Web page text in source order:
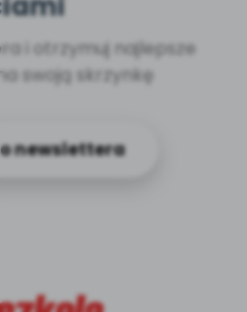
i otrzymuj najlepsze
swoją skrzynkę
newslettera